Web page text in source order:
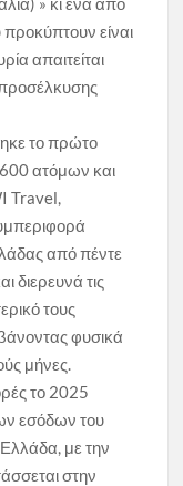
είναι
απαιτείται
το πρώτο
ατόμων και
Travel,
από πέντε
διερευνά τις
τους
φυσικά
μήνες.
το 2025
εσόδων του
με την
στην